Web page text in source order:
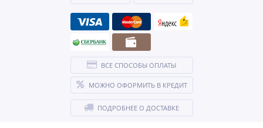
ВСЕ СПОСОБЫ ОПЛАТЫ
МОЖНО ОФОРМИТЬ В КРЕДИТ
ПОДРОБНЕЕ О ДОСТАВКЕ